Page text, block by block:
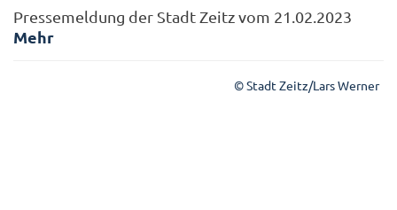
Pressemeldung der Stadt Zeitz vom 21.02.2023
Mehr
© Stadt Zeitz/Lars Werner